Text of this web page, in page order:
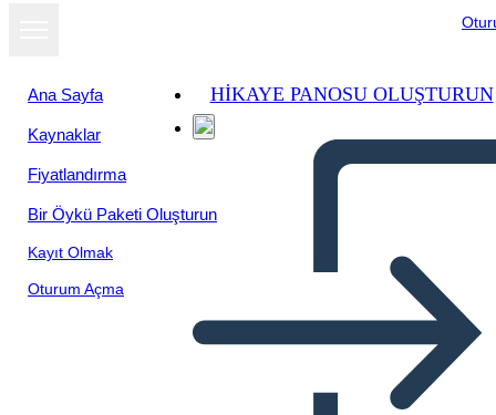
Ana Sayfa
Kaynaklar
Fiyatlandırma
Bir Öykü Paketi Oluşturun
Kayıt Olmak
Oturum Açma
HIKAYE PANOSU OLUŞTURUN